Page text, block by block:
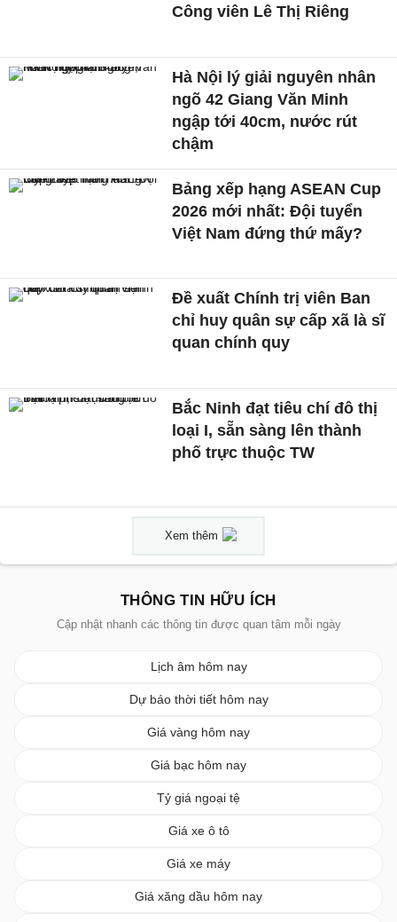
Công viên Lê Thị Riêng
Hà Nội lý giải nguyên nhân
ngõ 42 Giang Văn Minh
ngập tới 40cm, nước rút
chậm
Bảng xếp hạng ASEAN Cup
2026 mới nhất: Đội tuyển
Việt Nam đứng thứ mấy?
Đề xuất Chính trị viên Ban
chỉ huy quân sự cấp xã là sĩ
quan chính quy
Bắc Ninh đạt tiêu chí đô thị
loại I, sẵn sàng lên thành
phố trực thuộc TW
Xem thêm
THÔNG TIN HỮU ÍCH
Cập nhật nhanh các thông tin được quan tâm mỗi ngày
Lịch âm hôm nay
Dự báo thời tiết hôm nay
Giá vàng hôm nay
Giá bạc hôm nay
Tỷ giá ngoại tệ
Giá xe ô tô
Giá xe máy
Giá xăng dầu hôm nay